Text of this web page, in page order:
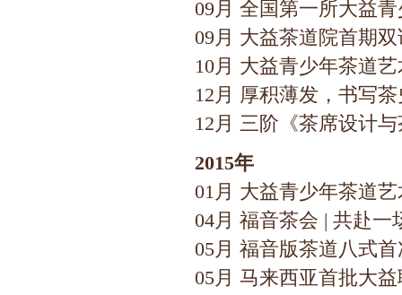
09月 全国第一所大益
09月 大益茶道院首期
10月 大益青少年茶道
12月 厚积薄发，书写
12月 三阶《茶席设计
2015年
01月 大益青少年茶道
04月 福音茶会 | 共赴一
05月 福音版茶道八式
05月 马来西亚首批大